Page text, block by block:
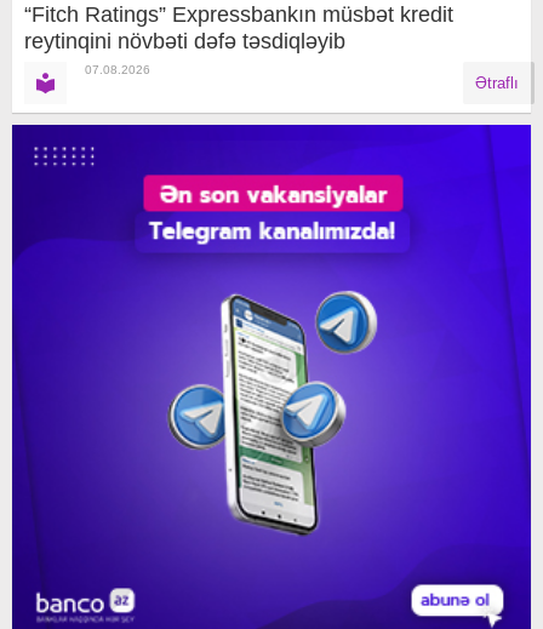
“Fitch Ratings” Expressbankın müsbət kredit
reytinqini növbəti dəfə təsdiqləyib
07.08.2026
Ətraflı